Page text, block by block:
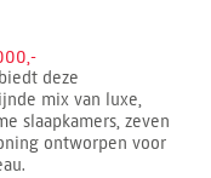
deze
mix van luxe,
slaapkamers, zeven
ontworpen voor